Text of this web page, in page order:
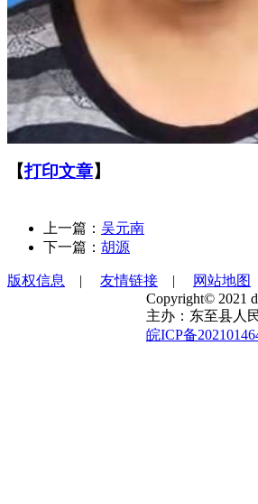
【打印文章】
上一篇： 吴元南
下一篇： 胡源
版权信息 | 友情链接 | 网站地图
Copyright© 2021
主办：东至县人
皖ICP备